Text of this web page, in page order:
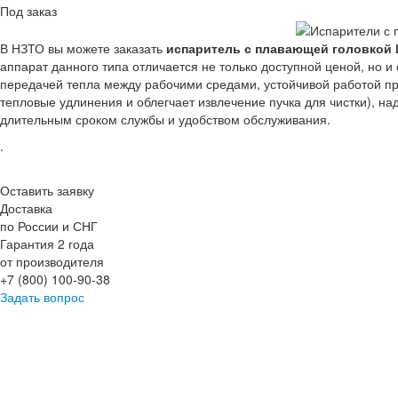
Под заказ
В НЗТО вы можете заказать испаритель с плавающей головкой
аппарат данного типа отличается не только доступной ценой,
передачей тепла между рабочими средами, устойчивой работой
тепловые удлинения и облегчает извлечение пучка для чистки),
длительным сроком службы и удобством обслуживания.
.
Оставить заявку
Доставка
по России и СНГ
Гарантия 2 года
от производителя
+7 (800) 100-90-38
Задать вопрос